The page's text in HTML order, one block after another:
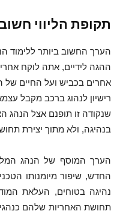
תקופת הליווי
הערך החשוב ביותר ללימוד
ההגה לידיים, אתה לוקח
אחרים בכביש ועל החיים
רישיון לנהוג ברכב מקבל
שנקודה זו תופנם אצל הנהג
בנהיגה, ולא מתוך יצירת
הערך המוסף של הנהג
החדש, שיפור מיומנותו
נהיגה בטוחים, העלאת
תחושת האחריות שלהם